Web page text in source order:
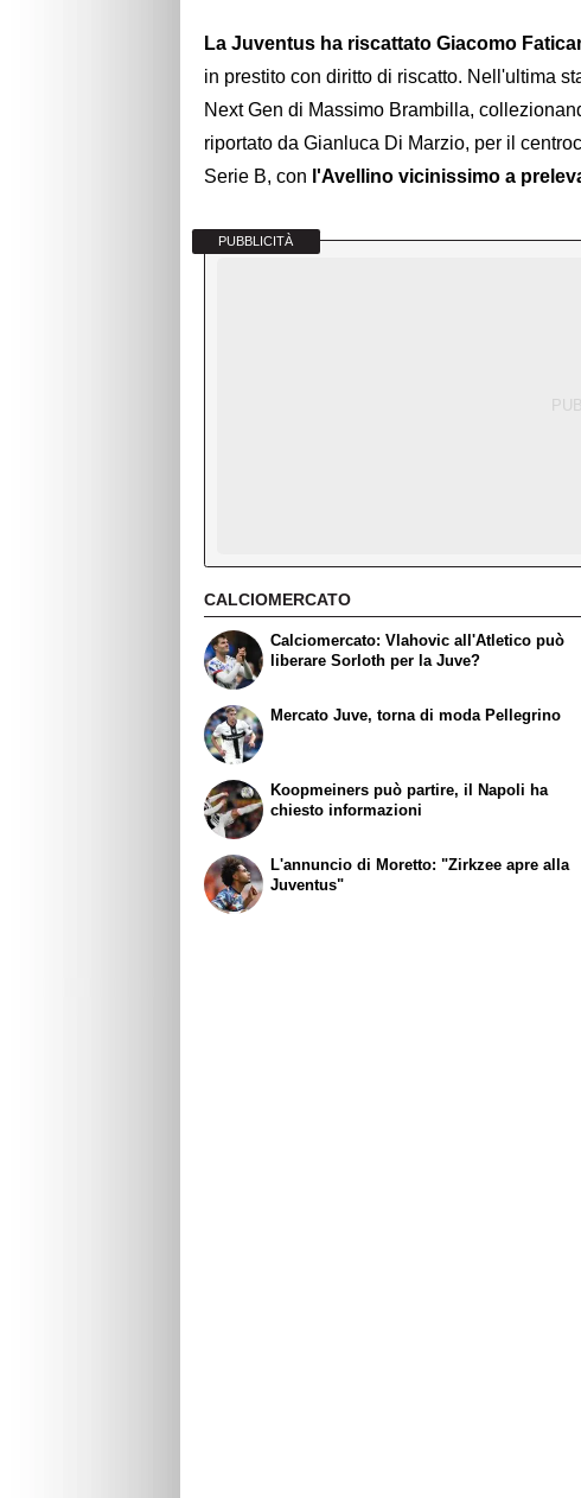
La Juventus ha riscattato Giacomo
in prestito con diritto di riscatto. Nell'ultima
Next Gen di Massimo Brambilla,
riportato da Gianluca Di Marzio, per il
Serie B, con l'Avellino vicinissimo a
PUBBLICITÀ
CALCIOMERCATO
Calciomercato: Vlahovic all'Atletico può
liberare Sorloth per la Juve?
Mercato Juve, torna di moda Pellegrino
Koopmeiners può partire, il Napoli ha
chiesto informazioni
L'annuncio di Moretto: "Zirkzee apre alla
Juventus"